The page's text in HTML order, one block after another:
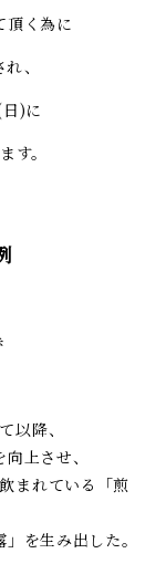
頂く為に
、
)に
す。
以降、
上させ、
まれている「煎
を生み出した。